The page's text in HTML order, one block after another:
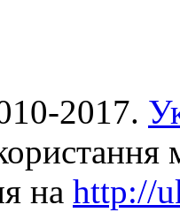
2017.
на http://